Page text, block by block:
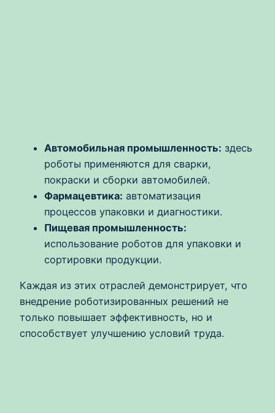
Автомобильная промышленность: здесь
роботы применяются для сварки,
покраски и сборки автомобилей.
Фармацевтика: автоматизация
процессов упаковки и диагностики.
Пищевая промышленность:
использование роботов для упаковки и
сортировки продукции.
Каждая из этих отраслей демонстрирует, что
внедрение роботизированных решений не
только повышает эффективность, но и
способствует улучшению условий труда.